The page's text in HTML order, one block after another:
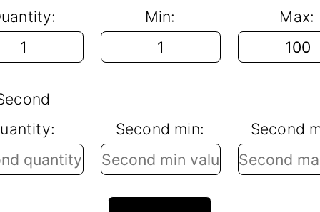
Min: Max:
Second min: Second